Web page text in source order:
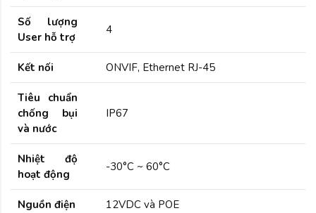
Số lượng
User hỗ trợ
4
Kết nối ONVIF, Ethernet RJ-45
Tiêu chuẩn
chống bụi
và nước
IP67
Nhiệt độ
hoạt động
-30°C ~ 60°C
Nguồn điện 12VDC và POE